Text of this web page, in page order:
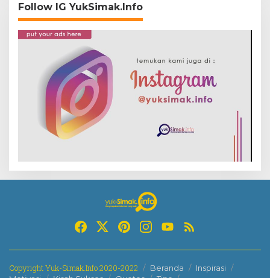
Follow IG YukSimak.Info
Copyright Yuk-Simak.Info 2020-2022 Beranda
Inspirasi